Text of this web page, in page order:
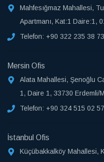
Mahfesığmaz Mahallesi,
Apartmanı, Kat:1 Daire:1,
Telefon: +90 322 235 38 73
Mersin Ofis
Alata Mahallesi, Şenoğlu
1, Daire 1, 33730 Erdemli/
Telefon: +90 324 515 02 57
İstanbul Ofis
Küçübakkalköy Mahallesi,